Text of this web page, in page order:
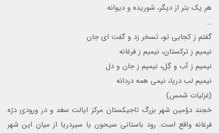
هر یک بتر از دیگر، شوریده و دیوانه
...
گفتم ز کجایی تو، تسخر زد و گفت ای جان
نیمیم ز ترکستان، نیمیم ز فرغانه
نیمیم ز آب و گِل، نیمیم ز جان و دل
نیمیم لب دریا، نیمی همه دردانه
(غزلیات شمس)
خجند دوّمین شهر بزرگ تاجیکستان مرکز ایالت سغد و در ورودی درّه
فرغانه واقع است. رود باستانی سیحون یا سیردریا از میان این شهر